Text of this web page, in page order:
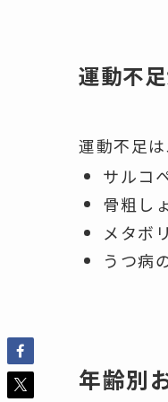
運動不
運動不足
サルコ
骨粗し
メタボ
うつ病
年齢別